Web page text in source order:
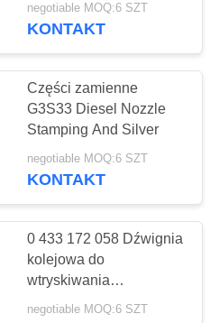
negotiable MOQ:6 SZT
KONTAKT
Części zamienne
G3S33 Diesel Nozzle
Stamping And Silver
negotiable MOQ:6 SZT
KONTAKT
0 433 172 058 Dźwignia
kolejowa do
wtryskiwania
samochodów z silnikiem
negotiable MOQ:6 SZT